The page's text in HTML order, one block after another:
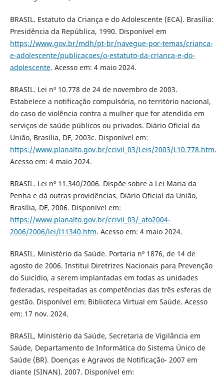
BRASIL. Estatuto da Criança e do Adolescente (ECA). Brasília:
Presidência da República, 1990. Disponível em
https://www.gov.br/mdh/pt-br/navegue-por-temas/crianca-
e-adolescente/publicacoes/o-estatuto-da-crianca-e-do-
adolescente. Acesso em: 4 maio 2024.
BRASIL. Lei nº 10.778 de 24 de novembro de 2003.
Estabelece a notificação compulsória, no território nacional,
do caso de violência contra a mulher que for atendida em
serviços de saúde públicos ou privados. Diário Oficial da
União, Brasília, DF, 2003c. Disponível em:
https://www.planalto.gov.br/ccivil_03/Leis/2003/L10.778.htm.
Acesso em: 4 maio 2024.
BRASIL. Lei nº 11.340/2006. Dispõe sobre a Lei Maria da
Penha e dá outras providências. Diário Oficial da União,
Brasília, DF, 2006. Disponível em:
https://www.planalto.gov.br/ccivil_03/_ato2004-
2006/2006/lei/l11340.htm. Acesso em: 4 maio 2024.
BRASIL. Ministério da Saúde. Portaria nº 1876, de 14 de
agosto de 2006. Institui Diretrizes Nacionais para Prevenção
do Suicídio, a serem implantadas em todas as unidades
federadas, respeitadas as competências das três esferas de
gestão. Disponível em: Biblioteca Virtual em Saúde. Acesso
em: 17 nov. 2024.
BRASIL, Ministério da Saúde, Secretaria de Vigilância em
Saúde, Departamento de Informática do Sistema Único de
Saúde (BR). Doenças e Agravos de Notificação- 2007 em
diante (SINAN). 2007. Disponível em: